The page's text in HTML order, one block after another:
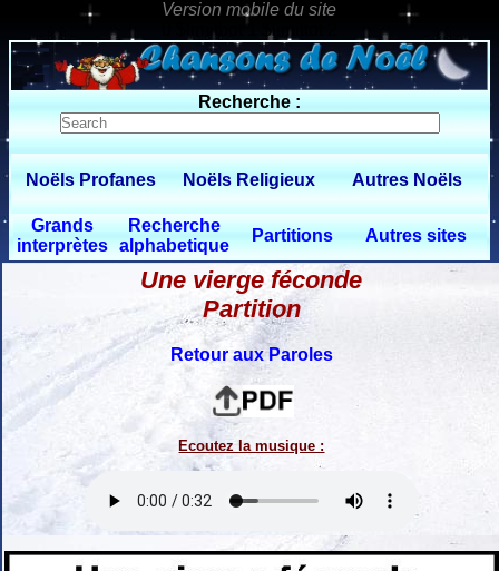
0 $limitbot 1 $limittot 2
Recherche :
Noëls Profanes Noëls Religieux Autres Noëls
Grands
interprètes
Recherche
alphabetique
Partitions Autres sites
Une vierge féconde
Partition
Retour aux Paroles
Ecoutez la musique :